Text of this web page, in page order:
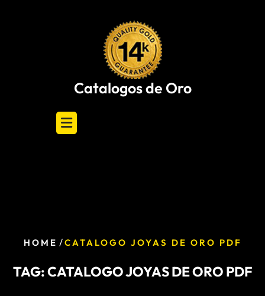
Catalogos de Oro
HOME /CATALOGO JOYAS DE ORO PDF
TAG:CATALOGO JOYAS DE ORO PDF